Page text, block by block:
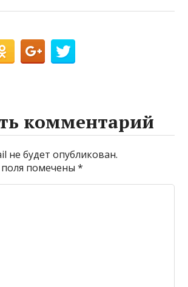
комментарий
не будет опубликован.
помечены*